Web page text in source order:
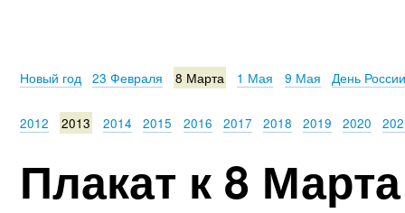
Новый год 23 Февраля 8 Марта 1 Мая 9 Мая День России
2012 2013 2014 2015 2016 2017 2018 2019 2020
Плакат к 8